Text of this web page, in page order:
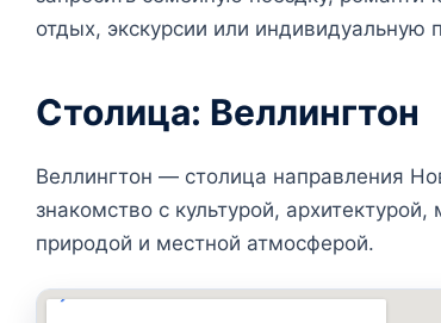
отдых, экскурсии или индивидуальную
Столица: Веллингтон
Веллингтон — столица направления
знакомство с культурой,
природой и местной атмосферой.